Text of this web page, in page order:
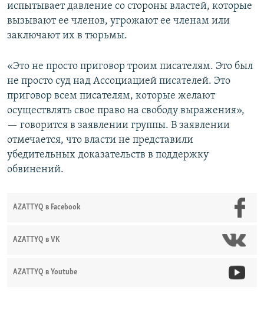
испытывает давление со стороны властей, которые
вызывают ее членов, угрожают ее членам или
заключают их в тюрьмы.
«Это не просто приговор троим писателям. Это был
не просто суд над Ассоциацией писателей. Это
приговор всем писателям, которые желают
осуществлять свое право на свободу выражения»,
— говорится в заявлении группы. В заявлении
отмечается, что власти не представили
убедительных доказательств в поддержку
обвинений.
AZATTYQ в Facebook
AZATTYQ в VK
AZATTYQ в Youtube